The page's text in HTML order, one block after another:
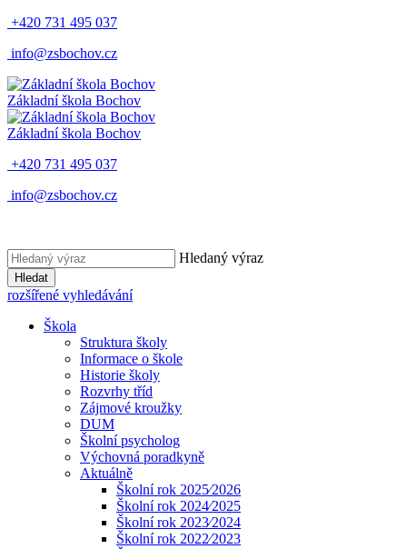
+420 731 495 037
info@zsbochov.cz
Základní škola Bochov
Základní škola Bochov
+420 731 495 037
info@zsbochov.cz
Hledaný výraz
Hledat
rozšířené vyhledávání
Škola
Struktura školy
Informace o škole
Historie školy
Rozvrhy tříd
Zájmové kroužky
DUM
Školní psycholog
Výchovná poradkyně
Aktuálně
Školní rok 2025⁄2026
Školní rok 2024⁄2025
Školní rok 2023⁄2024
Školní rok 2022⁄2023